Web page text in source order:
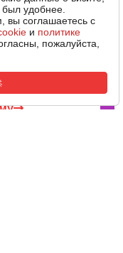
был удобнее.
вы соглашаетесь с
и политике
пожалуйста,